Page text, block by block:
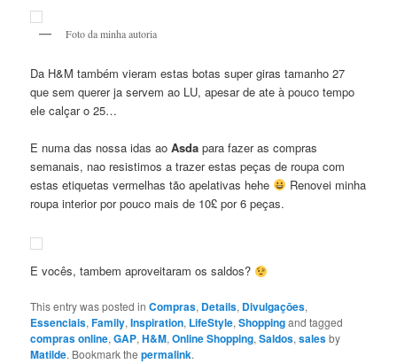
Foto da minha autoria
Da H&M também vieram estas botas super giras tamanho 27
que sem querer ja servem ao LU, apesar de ate à pouco tempo
ele calçar o 25…
E numa das nossa idas aoAsda para fazer as compras
semanais, nao resistimos a trazer estas peças de roupa com
estas etiquetas vermelhas tão apelativas hehe
Renovei minha
roupa interior por pouco mais de 10£ por 6 peças.
E vocês, tambem aproveitaram os saldos?
This entry was posted inCompras, Details, Divulgaçōes,
Essenciais,Family,Inspiration, LifeStyle,Shoppingand tagged
compras online,GAP,H&M,Online Shopping,Saldos,salesby
Matilde. Bookmark thepermalink.